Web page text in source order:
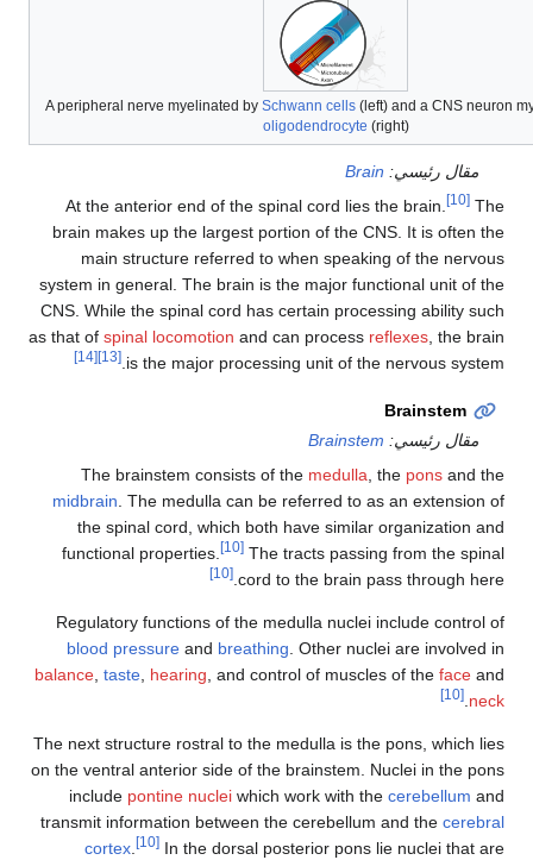
A peripheral nerve myelinated bySchwann cells(left) and a
oligodendrocyte
رئيسي:Brain
At the anterior end of the spinal cord lies the brain.
brain makes up the largest portion of the CNS. It is
main structure referred to when speaking of the
system in general. The brain is the major functional
CNS. While the spinal cord has certain processing
as that ofspinal locomotionand can processreflexes,
is the major processing unit of the nervous
[13]
رئيسي:Brainstem
The brainstem consists of themedulla, the pons
midbrain. The medulla can be referred to as an
the spinal cord, which both have similar
functional properties.
[10]The tracts passing from the
cord to the brain pass
[10]
Regulatory functions of the medulla nuclei include
blood pressureandbreathing. Other nuclei are
balance,taste ,hearing, and control of muscles of the
The next structure rostral to the medulla is the pons,
on the ventral anterior side of the brainstem. Nuclei in
includepontine nucleiwhich work with the
transmit information between the cerebellum and the
cortex. [10]In the dorsal posterior pons lie nuclei